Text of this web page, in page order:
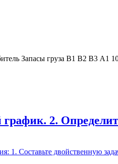
Запасы груза В1 В2 В3 А1
график. 2.